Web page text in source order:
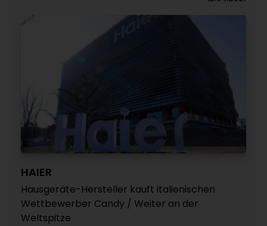
HAIER
Hausgeräte-Hersteller kauft italienischen
Wettbewerber Candy / Weiter an der
Weltspitze